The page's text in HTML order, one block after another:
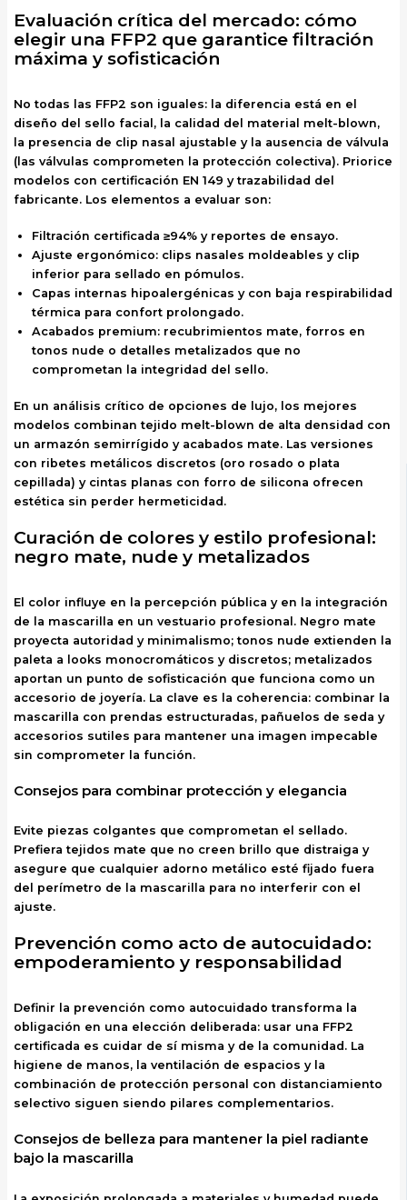
Evaluación crítica del mercado: cómo
elegir una FFP2 que garantice filtración
máxima y sofisticación
No todas las FFP2 son iguales: la diferencia está en el
diseño del sello facial, la calidad del material melt-blown,
la presencia de clip nasal ajustable y la ausencia de válvula
(las válvulas comprometen la protección colectiva). Priorice
modelos con certificación EN 149 y trazabilidad del
fabricante. Los elementos a evaluar son:
Filtración certificada ≥94% y reportes de ensayo.
Ajuste ergonómico: clips nasales moldeables y clip
inferior para sellado en pómulos.
Capas internas hipoalergénicas y con baja respirabilidad
térmica para confort prolongado.
Acabados premium: recubrimientos mate, forros en
tonos nude o detalles metalizados que no
comprometan la integridad del sello.
En un análisis crítico de opciones de lujo, los mejores
modelos combinan tejido melt-blown de alta densidad con
un armazón semirrígido y acabados mate. Las versiones
con ribetes metálicos discretos (oro rosado o plata
cepillada) y cintas planas con forro de silicona ofrecen
estética sin perder hermeticidad.
Curación de colores y estilo profesional:
negro mate, nude y metalizados
El color influye en la percepción pública y en la integración
de la mascarilla en un vestuario profesional. Negro mate
proyecta autoridad y minimalismo; tonos nude extienden la
paleta a looks monocromáticos y discretos; metalizados
aportan un punto de sofisticación que funciona como un
accesorio de joyería. La clave es la coherencia: combinar la
mascarilla con prendas estructuradas, pañuelos de seda y
accesorios sutiles para mantener una imagen impecable
sin comprometer la función.
Consejos para combinar protección y elegancia
Evite piezas colgantes que comprometan el sellado.
Prefiera tejidos mate que no creen brillo que distraiga y
asegure que cualquier adorno metálico esté fijado fuera
del perímetro de la mascarilla para no interferir con el
ajuste.
Prevención como acto de autocuidado:
empoderamiento y responsabilidad
Definir la prevención como autocuidado transforma la
obligación en una elección deliberada: usar una FFP2
certificada es cuidar de sí misma y de la comunidad. La
higiene de manos, la ventilación de espacios y la
combinación de protección personal con distanciamiento
selectivo siguen siendo pilares complementarios.
Consejos de belleza para mantener la piel radiante
bajo la mascarilla